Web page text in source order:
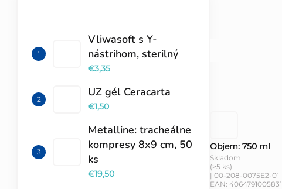
Vliwasoft s Y-
nástrihom, sterilný
€3,35
UZ gél Ceracarta
€1,50
Metalline: tracheálne
kompresy 8x9 cm, 50
ks
€19,50
Objem: 750 ml
Skladom
(>5 ks)
| 00-208-0075E2-01
EAN: 4064791005831